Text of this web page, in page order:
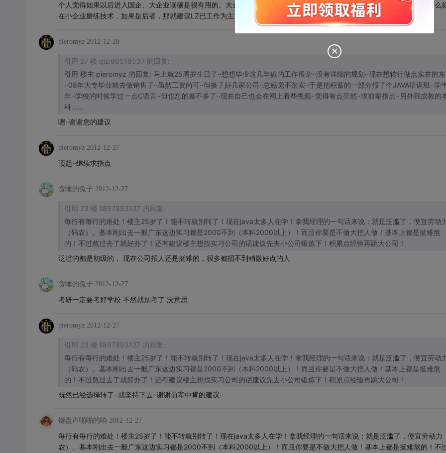
个人觉得如果以后进入国企、大企业读硕是很有用的。大企业注重学历。技术要求不是很高。但是如果不能进入大企业，那么
在小企业磨练技术，如果是后者，那就建议LZ已工作为主。个人建议哦
pieromyz 2012-12-28
引用 27 楼 qizi88518537 的回复:
引用 楼主 pieromyz 的回复: 马上就25周岁生日了··想想毕业这几年做的工作很杂··没有详细的规划··现在想转行做点实在的
··08年大专毕业就去做销售了··虽然工资尚可··但换了好几家公司··总感觉不踏实··于是把积蓄的一部分报了个JAVA培训班··学
年··学校的时候学过一点C语言··但也忘的差不多了··现在自己也会在网上看些视频··觉得有点茫然··求前辈指点··另外我成教的
科……
嗯··谢谢您的建议
pieromyz 2012-12-27
顶起··继续求指点
贪睡的兔子 2012-12-27
引用 23 楼 li897893127 的回复:
每行有每行的难处！楼主25岁了！能不转就别转了！现在java太多人在学！拿我经理的一句话来说：就是泛滥了，便宜劳动
（码农）。基本刚出去一般广东这边实习都是2000不到（本科2000以上）！而且你要是不做大把人做！基本上都是挺难熬
的！不过熬过去了就好办了！还有建议楼主想找实习公司的话建议先去小公司锻炼下！积累点经验再跳大公司！
泛滥的都是初级的， 现在公司招人还是挺难的，很多都招不到稍微好点的人
贪睡的兔子 2012-12-27
考研一定要考好学校 不然就别考了 没意思
pieromyz 2012-12-27
引用 23 楼 li897893127 的回复:
每行有每行的难处！楼主25岁了！能不转就别转了！现在java太多人在学！拿我经理的一句话来说：就是泛滥了，便宜劳动
（码农）。基本刚出去一般广东这边实习都是2000不到（本科2000以上）！而且你要是不做大把人做！基本上都是挺难熬
的！不过熬过去了就好办了！还有建议楼主想找实习公司的话建议先去小公司锻炼下！积累点经验再跳大公司！
既然已经选择转了··就坚持下去··谢谢前辈中肯的建议··
键盘声啪啪的响 2012-12-27
每行有每行的难处！楼主25岁了！能不转就别转了！现在java太多人在学！拿我经理的一句话来说：就是泛滥了，便宜劳动力
农）。基本刚出去一般广东这边实习都是2000不到（本科2000以上）！而且你要是不做大把人做！基本上都是挺难熬的！不